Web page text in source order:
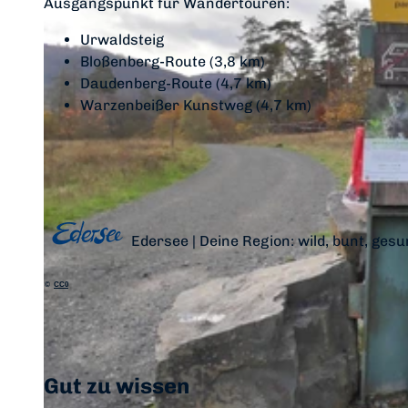
Urwaldsteig
Bloßenberg-Route (3,8 km)
Daudenberg-Route (4,7 km)
Warzenbeißer Kunstweg (4,7 km)
© CC0
Edersee | Deine Region: wild, bunt,
Gut zu wissen